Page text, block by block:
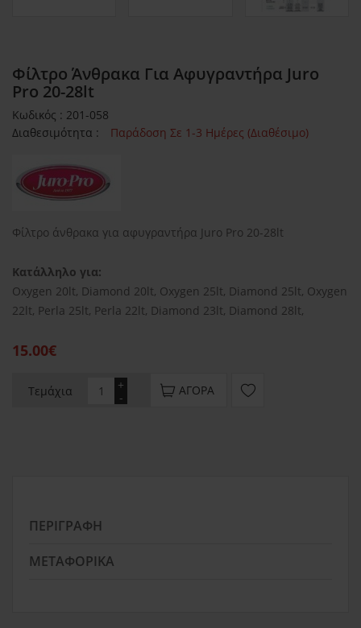
Φίλτρο Άνθρακα Για Αφυγραντήρα Juro
Pro 20-28lt
Κωδικός : 201-058
Διαθεσιμότητα :
Παράδοση Σε 1-3 Ημέρες (Διαθέσιμο)
Φίλτρο άνθρακα για αφυγραντήρα Juro Pro 20-28lt
Κατάλληλο για:
Oxygen 20lt, Diamond 20lt, Oxygen 25lt, Diamond 25lt, Oxygen
22lt, Perla 25lt, Perla 22lt, Diamond 23lt, Diamond 28lt,
15.00€
Τεμάχια -
+ ΑΓΟΡΆ
ΠΕΡΙΓΡΑΦΉ
ΜΕΤΑΦΟΡΙΚΆ